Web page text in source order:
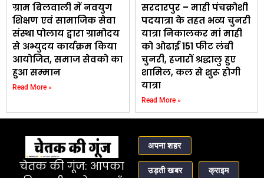
ग्राम बिलवाली में नवयुग
शिक्षण एवं सामाजिक सेवा
संस्था पोलाय द्वारा ग्रामोदय
से अभ्युदय कार्यक्रम किया
आयोजित, समाज सेवको का
हुआ सम्मान
Read More »
सरदारपुर – माही पंचक्रोशी
पदयात्रा के तहत भव्य चुनरी
यात्रा निकालकर मां माही
को ओढाई 151 फीट लंबी
चुनरी, हजारों श्रद्धालु हुए
शामिल, कल से शुरू होगी
यात्रा
Read More »
चेतक की गूंज: आपका
अपना शहर
उड़ती खबर क्राइम